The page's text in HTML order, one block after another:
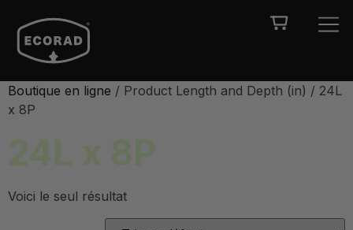
Boutique en ligne / Product Length and Depth (in) / 24L
x 8P
Voici le seul résultat